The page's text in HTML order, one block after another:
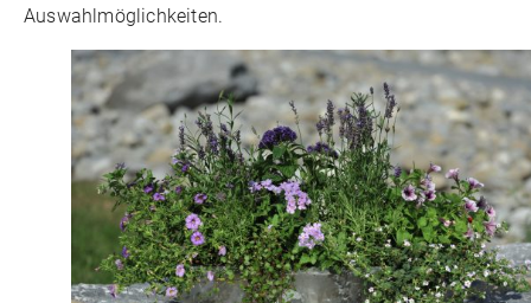
Auswahlmöglichkeiten.